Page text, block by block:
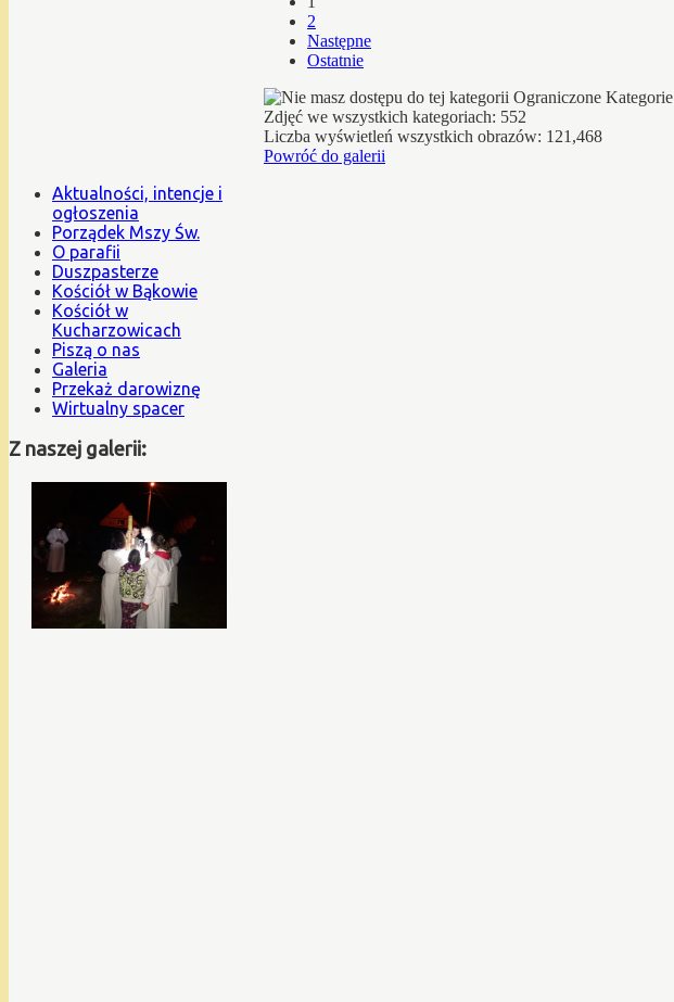
2
Następne
Ostatnie
Ograniczone Kategorie
Zdjęć we wszystkich kategoriach: 552
Liczba wyświetleń wszystkich obrazów: 121,468
Powróć do galerii
Aktualności, intencje i
ogłoszenia
Porządek Mszy Św.
O parafii
Duszpasterze
Kościół w Bąkowie
Kościół w
Kucharzowicach
Piszą o nas
Galeria
Przekaż darowiznę
Wirtualny spacer
Z naszej galerii: